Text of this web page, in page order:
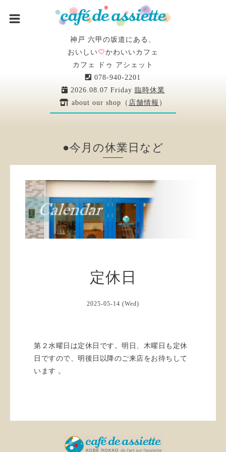
神戸 六甲の坂道にある、
おいしい
かわいいカフェ
カフェ ドゥ アシェット
078-940-2201
2026.08.07 Friday 臨時休業
about our shop（ 店舗情報 ）
●今月の休業日など
定休日
2025-05-14 (Wed)
第２水曜日は定休日です。明日、木曜日も定休
日ですので、明後日以降のご来店をお待ちして
います 。